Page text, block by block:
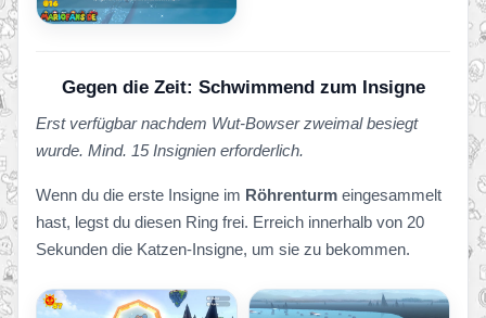
Gegen die Zeit: Schwimmend zum Insigne
Erst verfügbar nachdem Wut-Bowser zweimal besiegt
wurde. Mind. 15 Insignien erforderlich.
Wenn du die erste Insigne im Röhrenturm eingesammelt
hast, legst du diesen Ring frei. Erreich innerhalb von 20
Sekunden die Katzen-Insigne, um sie zu bekommen.